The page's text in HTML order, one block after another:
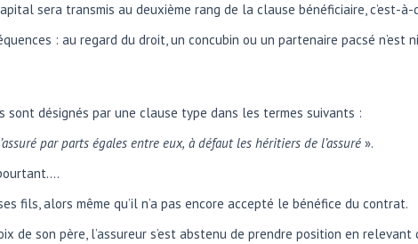
sera transmis au deuxième rang de la clause bénéficiaire, c’est-
: au regard du droit, un concubin ou un partenaire pacsé n’est
sont désignés par une clause type dans les termes suivants :
par parts égales entre eux, à défaut les héritiers de l’assuré ».
fils, alors même qu’il n’a pas encore accepté le bénéfice du contrat.
son père, l’assureur s’est abstenu de prendre position en